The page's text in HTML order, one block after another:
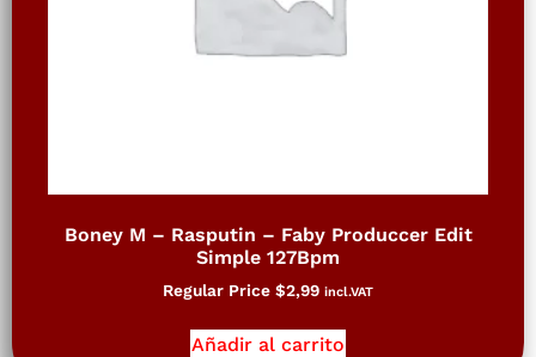
Boney M – Rasputin – Faby Produccer Edit
Simple 127Bpm
Regular Price $2,99 incl.VAT
Añadir al carrito